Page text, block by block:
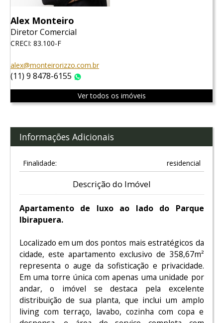
Alex Monteiro
Diretor Comercial
CRECI: 83.100-F
alex@monteirorizzo.com.br
(11) 9 8478-6155
Ver todos os imóveis
Informações Adicionais
Finalidade: residencial
Descrição do Imóvel
Apartamento de luxo ao lado do Parque
Ibirapuera.
Localizado em um dos pontos mais estratégicos da
cidade, este apartamento exclusivo de 358,67m²
representa o auge da sofisticação e privacidade.
Em uma torre única com apenas uma unidade por
andar, o imóvel se destaca pela excelente
distribuição de sua planta, que inclui um amplo
living com terraço, lavabo, cozinha com copa e